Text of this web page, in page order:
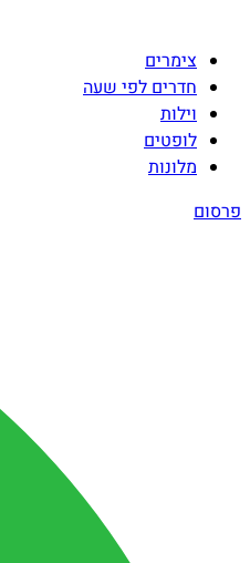
צימרים
חדרים לפי שעה
וילות
לופטים
מלונות
פרסום